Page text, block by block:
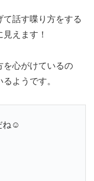
話す喋り方をする
えます！
を心がけているの
ようです。
ね☺️